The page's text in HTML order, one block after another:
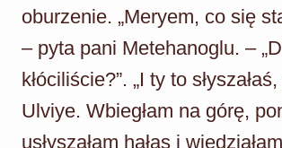
oburzenie. „Meryem, co się
– pyta pani Metehanoglu. –
kłóciliście?”. „I ty to
Ulviye. Wbiegłam na górę,
usłyszałam hałas i